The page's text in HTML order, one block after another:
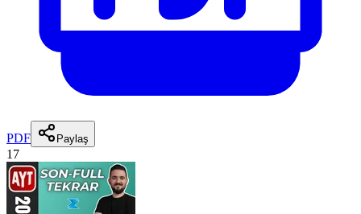
PDF Paylaş
17